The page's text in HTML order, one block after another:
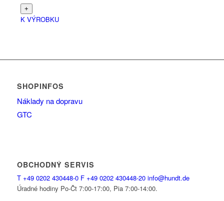
K VÝROBKU
SHOPINFOS
Náklady na dopravu
GTC
OBCHODNÝ SERVIS
T +49 0202 430448-0 F +49 0202 430448-20 info@hundt.de
Úradné hodiny Po-Čt 7:00-17:00, Pia 7:00-14:00.